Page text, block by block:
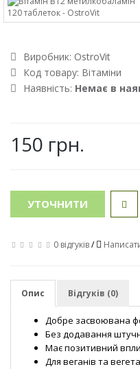
Виробник: OstroVit
Код товару: Вітаміни
Наявність: Немає в
150 грн.
УТОЧНИТИ
0 відгуків/
Опис Відгуків (0)
Добре засвоювана
Без додавання
Має позитивний
Для веганів та